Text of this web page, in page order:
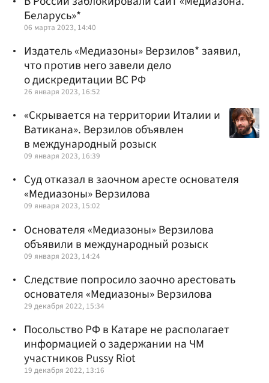
Беларусь»*
06 марта 2023, 14:40
Издатель «Медиазоны» Верзилов* заявил,
что против него завели дело
о дискредитации ВС РФ
26 января 2023, 16:52
«Скрывается на территории Италии и
Ватикана». Верзилов объявлен
в международный розыск
09 января 2023, 16:39
Суд отказал в заочном аресте основателя
«Медиазоны» Верзилова
09 января 2023, 15:02
Основателя «Медиазоны» Верзилова
объявили в международный розыск
09 января 2023, 14:24
Следствие попросило заочно арестовать
основателя «Медиазоны» Верзилова
29 декабря 2022, 15:34
Посольство РФ в Катаре не располагает
информацией о задержании на ЧМ
участников Pussy Riot
19 декабря 2022, 13:16